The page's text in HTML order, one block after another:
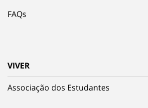
FAQs
VIVER
Associação dos Estudantes